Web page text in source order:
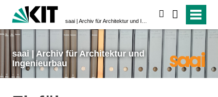
saai | Archiv für Architektur und
Ingenieurbau